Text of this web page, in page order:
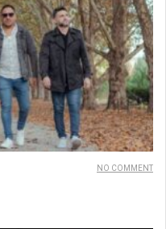
NO COMMENT